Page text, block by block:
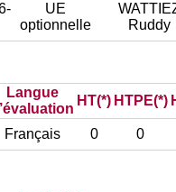
UE
optionnelle
Ruddy
Langue
HT(*) HTPE(*)
Français 0 0